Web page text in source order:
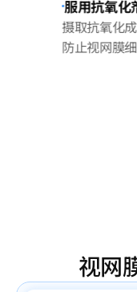
服用抗氧化
摄取抗氧化
防止视网膜细
视网